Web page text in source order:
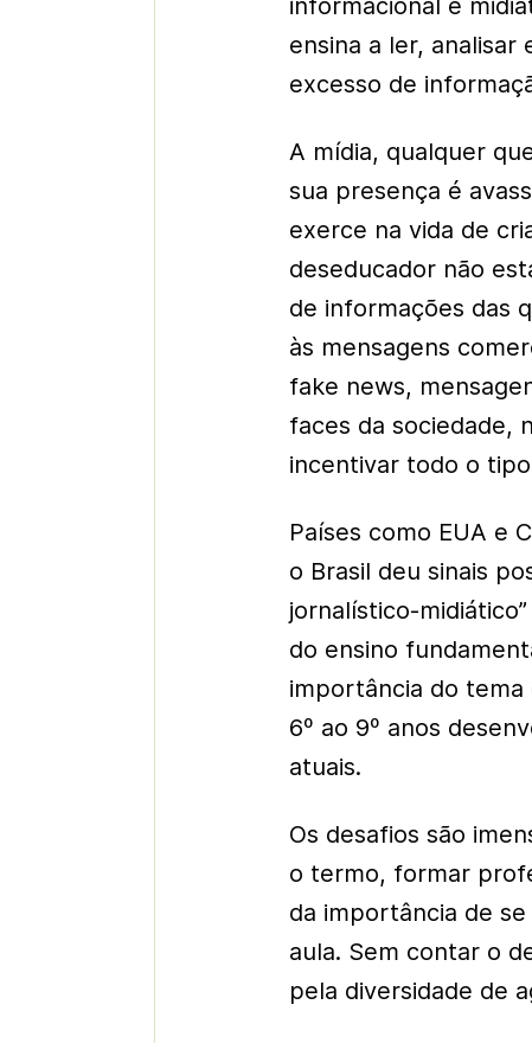
informacional e
ensina a ler,
excesso de
A mídia, qualquer
sua presença é
exerce na vida de
deseducador não
de informações das
às mensagens
fake news,
faces da sociedade,
incentivar todo o
Países como EUA e
o Brasil deu sinais
jornalístico-
do ensino
importância do
6º ao 9º anos
atuais.
Os desafios são
o termo, formar
da importância de
aula. Sem contar o
pela diversidade de